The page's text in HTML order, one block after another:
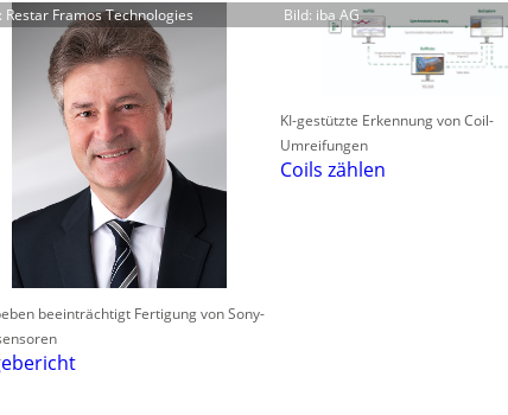
Restar Framos Technologies
beeinträchtigt Fertigung von Sony-
Bild: iba AG
KI-gestützte Erkennung von Coil-
Umreifungen
Coils zählen